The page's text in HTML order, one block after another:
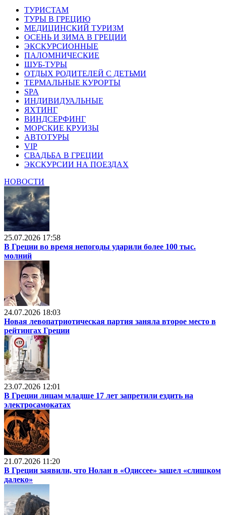
ТУРИСТАМ
ТУРЫ В ГРЕЦИЮ
МЕДИЦИНСКИЙ ТУРИЗМ
ОСЕНЬ И ЗИМА В ГРЕЦИИ
ЭКСКУРСИОННЫЕ
ПАЛОМНИЧЕСКИЕ
ШУБ-ТУРЫ
ОТДЫХ РОДИТЕЛЕЙ С ДЕТЬМИ
ТЕРМАЛЬНЫЕ КУРОРТЫ
SPA
ИНДИВИДУАЛЬНЫЕ
ЯХТИНГ
ВИНДСЕРФИНГ
МОРСКИЕ КРУИЗЫ
АВТОТУРЫ
VIP
СВАДЬБА В ГРЕЦИИ
ЭКСКУРСИИ НА ПОЕЗДАХ
НОВОСТИ
25.07.2026 17:58
В Греции во время непогоды ударили более 100 тыс.
молний
24.07.2026 18:03
Новая левопатриотическая партия заняла второе место в
рейтингах Греции
23.07.2026 12:01
В Греции лицам младше 17 лет запретили ездить на
электросамокатах
21.07.2026 11:20
В Греции заявили, что Нолан в «Одиссее» зашел «слишком
далеко»